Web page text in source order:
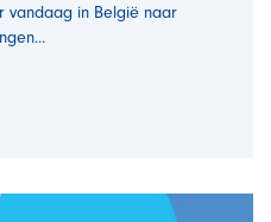
vandaag in België naar